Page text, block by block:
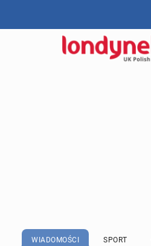
WIADOMOŚCI SPORT